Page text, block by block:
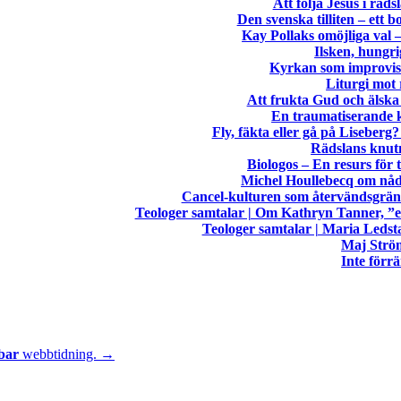
Att följa Jesus i
Den svenska tilliten – ett
Kay Pollaks omöjliga val
Ilsken,
Kyrkan som
Liturgi mot
Att frukta Gud och
En traumatiserande
Fly, fäkta eller gå på
Rädslans
Biologos – En resurs för
Michel Houllebecq om
Cancel-kulturen som
Teologer samtalar | Om Kathryn Tanner,
Teologer samtalar | Maria
Maj
Inte
webbtidning. →